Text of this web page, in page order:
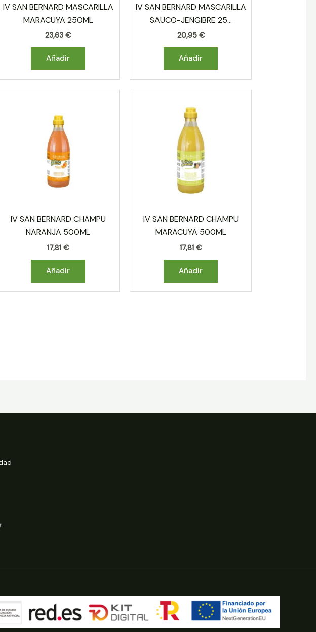
IV SAN BERNARD MASCARILLA
MARACUYA 250ML
23,63€
Añadir
IV SAN BERNARD MASCARILLA
SAUCO-JENGIBRE 25...
20,95 €
Añadir
IV SAN BERNARD CHAMPU
NARANJA 500ML
17,81€
Añadir
IV SAN BERNARD CHAMPU
MARACUYA 500ML
17,81 €
Añadir